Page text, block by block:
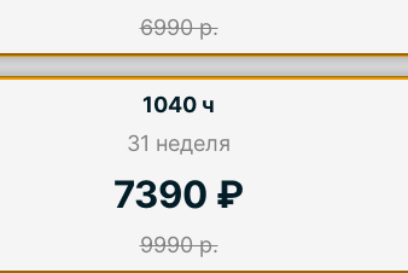
6990 р.
1040 ч
31 неделя
7390 ₽
9990 р.